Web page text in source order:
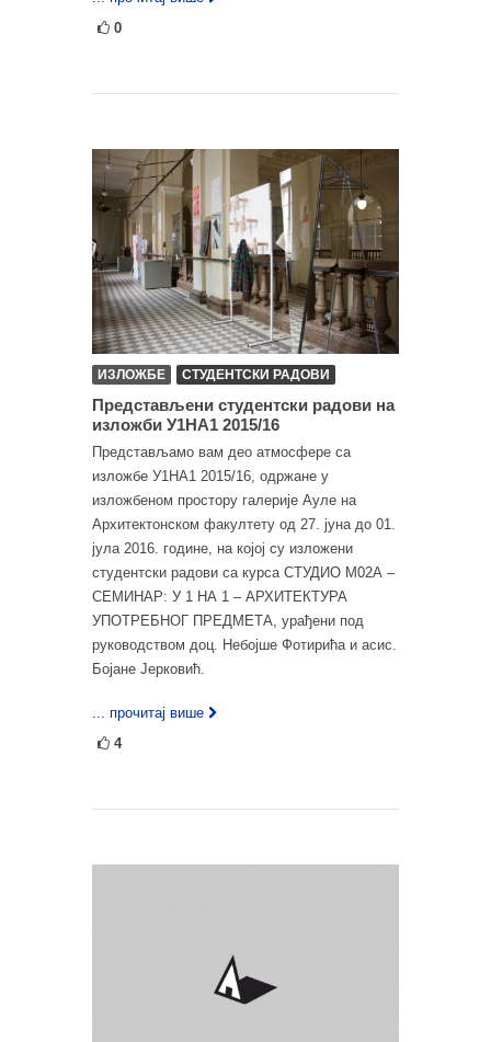
0
ИЗЛОЖБЕ СТУДЕНТСКИ РАДОВИ
Представљени студентски радови на
изложби У1НА1 2015/16
Представљамо вам део атмосфере са
изложбе У1НА1 2015/16, одржане у
изложбеном простору галерије Ауле на
Архитектонском факултету од 27. јуна до 01.
јула 2016. године, на којој су изложени
студентски радови са курса СТУДИО М02А –
СЕМИНАР: У 1 НА 1 – АРХИТЕКТУРА
УПОТРЕБНОГ ПРЕДМЕТА, урађени под
руководством доц. Небојше Фотирића и асис.
Бојане Јерковић.
... прочитај више
4